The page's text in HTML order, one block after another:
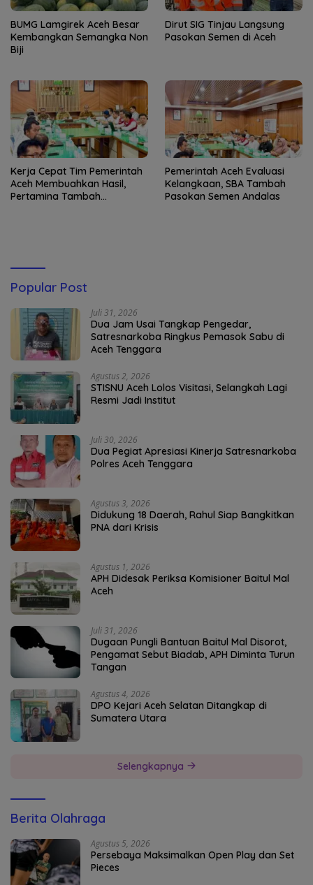
BUMG Lamgirek Aceh Besar
Kembangkan Semangka Non
Biji
Dirut SIG Tinjau Langsung
Pasokan Semen di Aceh
Kerja Cepat Tim Pemerintah
Aceh Membuahkan Hasil,
Pertamina Tambah
Pemerintah Aceh Evaluasi
Kelangkaan, SBA Tambah
Pasokan Semen Andalas
Popular Post
Juli 31, 2026
Dua Jam Usai Tangkap Pengedar,
Satresnarkoba Ringkus Pemasok Sabu di
Aceh Tenggara
Agustus 2, 2026
STISNU Aceh Lolos Visitasi, Selangkah Lagi
Resmi Jadi Institut
Juli 30, 2026
Dua Pegiat Apresiasi Kinerja Satresnarkoba
Polres Aceh Tenggara
Agustus 3, 2026
Didukung 18 Daerah, Rahul Siap Bangkitkan
PNA dari Krisis
Agustus 1, 2026
APH Didesak Periksa Komisioner Baitul Mal
Aceh
Juli 31, 2026
Dugaan Pungli Bantuan Baitul Mal Disorot,
Pengamat Sebut Biadab, APH Diminta Turun
Tangan
Agustus 4, 2026
DPO Kejari Aceh Selatan Ditangkap di
Sumatera Utara
Selengkapnya
Berita Olahraga
Agustus 5, 2026
Persebaya Maksimalkan Open Play dan Set
Pieces